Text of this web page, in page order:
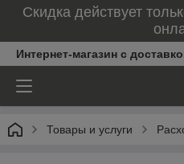
Скидка действует
Интернет-магазин с
Товары и услуги